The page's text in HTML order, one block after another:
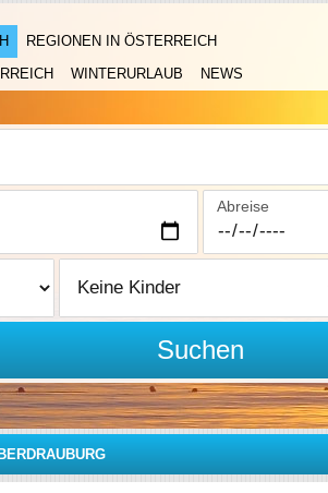
REGIONEN IN ÖSTERREICH
WINTERURLAUB NEWS
Abreise
Suchen